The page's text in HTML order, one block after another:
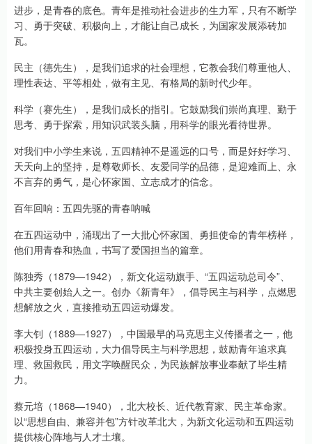
进步，是青春的底色。青年是推动社会进步的生力军，只有不断学
习、勇于突破、积极向上，才能让自己成长，为国家发展添砖加
瓦。
民主（德先生），是我们追求的社会理想，它教会我们尊重他人、
理性表达、平等相处，做有主见、有格局的新时代少年。
科学（赛先生），是我们成长的指引。它鼓励我们崇尚真理、勤于
思考、勇于探索，用知识武装头脑，用科学的眼光看待世界。
对我们中小学生来说，五四精神不是遥远的口号，而是好好学习、
天天向上的坚持，是尊敬师长、友爱同学的品德，是迎难而上、永
不言弃的勇气，是心怀家国、立志成才的信念。
百年回响：五四先驱的青春呐喊
在五四运动中，涌现出了一大批心怀家国、勇担使命的青年榜样，
他们用青春和热血，书写了爱国担当的篇章。
陈独秀（1879—1942），新文化运动旗手、“五四运动总司令”、
中共主要创始人之一。创办《新青年》，倡导民主与科学，点燃思
想解放之火，直接推动五四运动爆发。
李大钊（1889—1927），中国最早的马克思主义传播者之一，他
积极投身五四运动，大力倡导民主与科学思想，鼓励青年追求真
理、救国救民，用文字唤醒民众，为民族解放事业奉献了毕生精
力。
蔡元培（1868—1940），北大校长、近代教育家、民主革命家。
以“思想自由、兼容并包”方针改革北大，为新文化运动和五四运动
提供核心阵地与人才土壤。